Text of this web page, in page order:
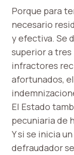
Porque para
necesario
y efectiva. Se
superior a tres
infractores
afortunados,
El Estado
pecuniaria de
Y si se inicia
defraudador